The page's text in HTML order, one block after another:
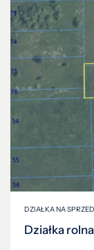
DZIAŁKA NA
Działka